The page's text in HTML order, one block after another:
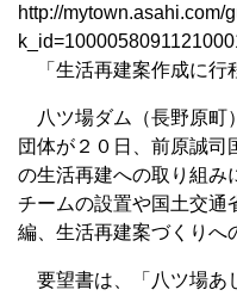
http://mytown.asahi.com/
「生活再建案作成に行
八ツ場ダム（長野原町
団体が２０日、前原誠司
の生活再建への取り組み
チームの設置や国土交通
編、生活再建案づくりへ
要望書は、「八ツ場あ